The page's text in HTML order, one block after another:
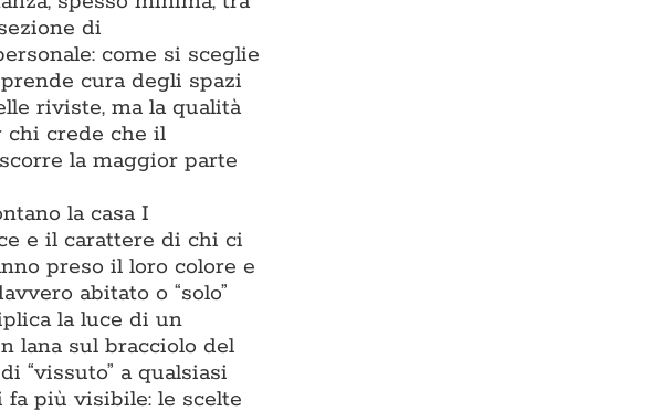
di
come si sceglie
cura degli spazi
riviste, ma la qualità
chi crede che il
la maggior parte
la casa I
e il carattere di chi ci
preso il loro colore e
abitato o “solo”
la luce di un
lana sul bracciolo del
“vissuto” a qualsiasi
più visibile: le scelte